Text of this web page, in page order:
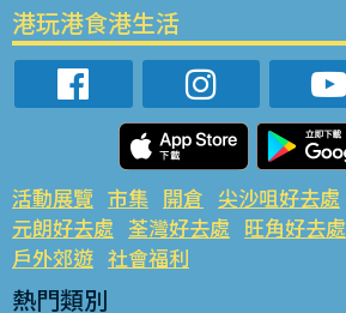
港玩港食港生活
活動展覽 市集 開倉 尖沙咀好去處
元朗好去處 荃灣好去處 旺角好去處
戶外郊遊 社會福利
熱門類別